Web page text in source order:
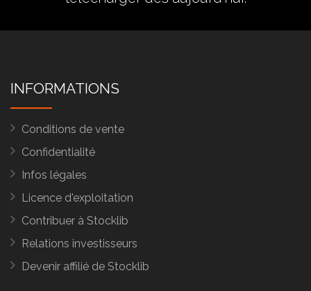
INFORMATIONS
Conditions de vente
Confidentialité
Infos légales
Licence d'exploitation
Contribuer à Stocklib
Relations investisseurs
Devenir affilié de Stocklib